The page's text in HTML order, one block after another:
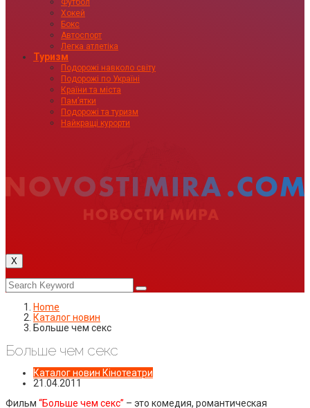
Футбол
Хокей
Бокс
Автоспорт
Легка атлетіка
Туризм
Подорожі навколо світу
Подорожі по Україні
Країни та міста
Пам’ятки
Подорожі та туризм
Найкращі курорти
X
Home
Каталог новин
Больше чем секс
Больше чем секс
Каталог новин Кінотеатри
21.04.2011
Фильм “Больше чем секс” – это комедия, романтическая